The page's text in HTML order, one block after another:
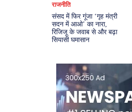
राजनीति
संसद में फिर गूंजा ‘गृह मंत्री
सदन में आओ’ का नारा,
रिजिजू के जवाब से और बढ़ा
सियासी घमासान